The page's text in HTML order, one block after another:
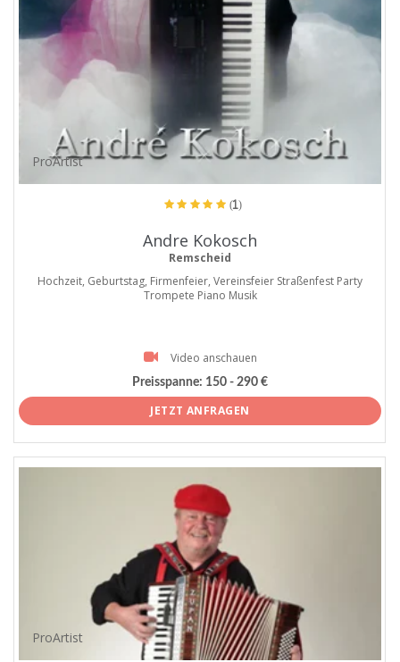
ProArtist
(1)
Andre Kokosch
Remscheid
Hochzeit, Geburtstag, Firmenfeier, Vereinsfeier Straßenfest Party
Trompete Piano Musik
Video anschauen
Preisspanne: 150 - 290 €
JETZT ANFRAGEN
ProArtist